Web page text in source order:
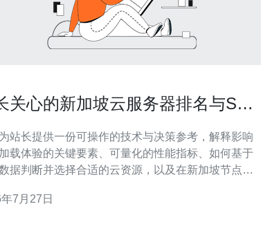
关心的新加坡云服务器排名与SEO
站长提供一份可操作的技术与决策参考，解释影响
载体验的关键要素、可量化的性能指标、如何基于
据判断并选择合适的云资源，以及在新加坡节点场
7月27日